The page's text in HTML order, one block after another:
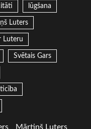
lūgšana
Luters
Luteru
Svētais Gars
ticība
Mārtiņš Luters